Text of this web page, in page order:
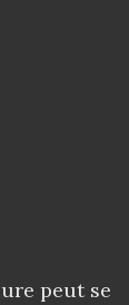
peut se